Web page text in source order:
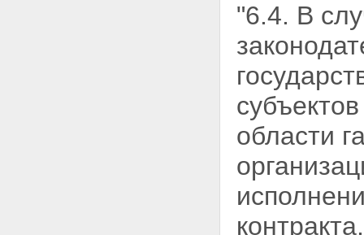
"6.4. В
области